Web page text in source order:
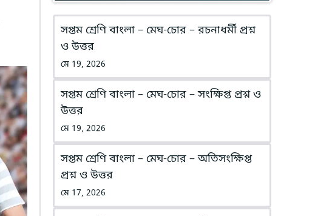
সপ্তম শ্রেণি বাংলা – মেঘ-চোর – রচনাধর্মী প্রশ্ন
ও উত্তর
মে 19, 2026
সপ্তম শ্রেণি বাংলা – মেঘ-চোর – সংক্ষিপ্ত প্রশ্ন ও
উত্তর
মে 19, 2026
সপ্তম শ্রেণি বাংলা – মেঘ-চোর – অতিসংক্ষিপ্ত
প্রশ্ন ও উত্তর
মে 17, 2026